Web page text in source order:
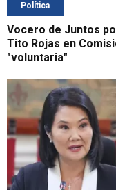
Política
Vocero de Juntos
Tito Rojas en
"voluntaria"